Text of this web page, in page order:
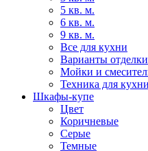
5 кв. м.
6 кв. м.
9 кв. м.
Все для кухни
Варианты отделки
Мойки и
Техника для кухни
Шкафы-купе
Цвет
Коричневые
Серые
Темные